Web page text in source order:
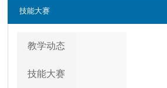
技能大赛
教学动态
技能大赛